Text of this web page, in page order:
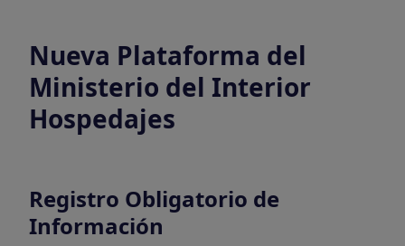
Nueva Plataforma del
Ministerio del Interior
Hospedajes
Registro Obligatorio de
Información